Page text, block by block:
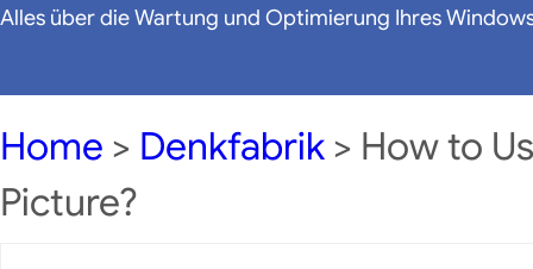
Alles über die Wartung und Optimierung Ihres
Home > Denkfabrik > How to
Picture?